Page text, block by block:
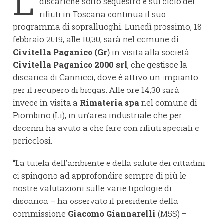
rifiuti in Toscana continua il suo
programma di sopralluoghi. Lunedì prossimo, 18
febbraio 2019, alle 10,30, sarà nel comune di
Civitella Paganico (Gr)in visita alla società
Civitella Paganico 2000 srl, che gestisce la
discarica di Cannicci, dove è attivo un impianto
per il recupero di biogas. Alle ore 14,30 sarà
invece in visita a Rimateria spanel comune di
Piombino (Li), in un’area industriale che per
decenni ha avuto a che fare con rifiuti speciali e
pericolosi.
“La tutela dell’ambiente e della salute dei cittadini
ci spingono ad approfondire sempre di più le
nostre valutazioni sulle varie tipologie di
discarica – ha osservato il presidente della
commissione Giacomo Giannarelli (M5S) –